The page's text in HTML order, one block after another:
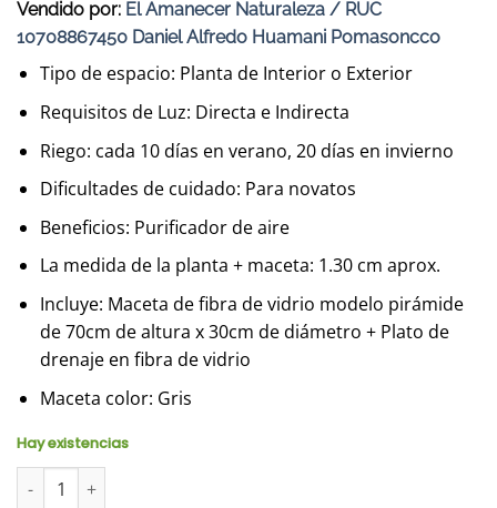
Vendido por: El Amanecer Naturaleza / RUC
10708867450 Daniel Alfredo Huamani Pomasoncco
Tipo de espacio: Planta de Interior o Exterior
Requisitos de Luz: Directa e Indirecta
Riego: cada 10 días en verano, 20 días en invierno
Dificultades de cuidado: Para novatos
Beneficios: Purificador de aire
La medida de la planta + maceta: 1.30 cm aprox.
Incluye: Maceta de fibra de vidrio modelo pirámide
de 70cm de altura x 30cm de diámetro + Plato de
drenaje en fibra de vidrio
Maceta color: Gris
Hay existencias
Lengua de Suegra en maceta Pirámide Lápiz Gris | 1.30mts.